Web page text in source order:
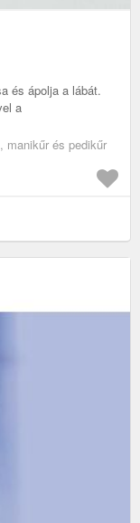
és ápolja a lábát.
a
manikűr és pedikűr